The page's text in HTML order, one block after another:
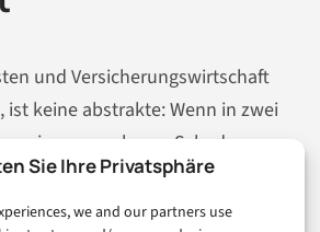
Sie Ihre Privatsphäre
we and our partners use
und Versicherungswirtschaft
ist keine abstrakte: Wenn in zwei
einen messbaren Schaden
das Risiko, wenn
Verantwortlichkeiten unklar sind